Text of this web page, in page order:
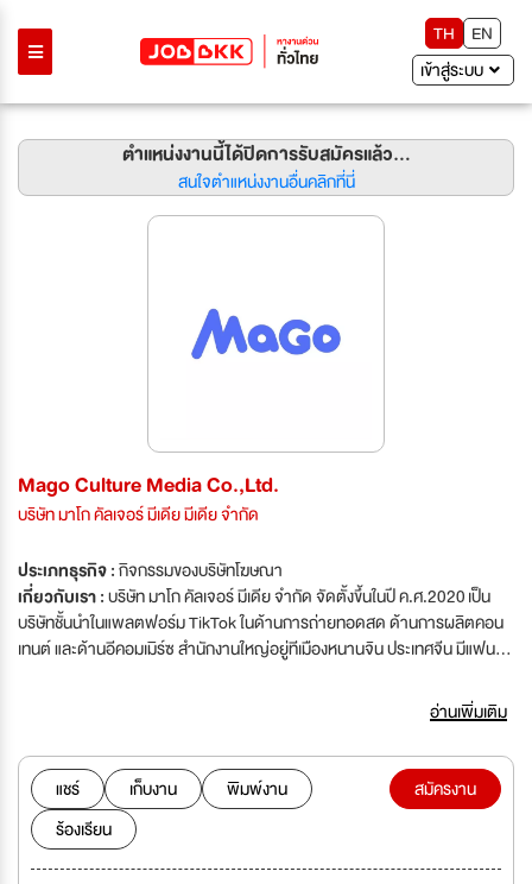
TH
EN
เข้าสู่ระบบ
ตำแหน่งงานนี้ได้ปิดการรับสมัครแล้ว...
สนใจตำแหน่งงานอื่นคลิกที่นี่
Mago Culture Media Co.,Ltd.
บริษัท มาโก คัลเจอร์ มีเดีย มีเดีย จำกัด
ประเภทธุรกิจ :กิจกรรมของบริษัทโฆษณา
เกี่ยวกับเรา :บริษัท มาโก คัลเจอร์ มีเดีย จำกัด จัดตั้งขึ้นในปี ค.ศ.2020 เป็น
บริษัทชั้นนำในแพลตฟอร์ม TikTok ในด้านการถ่ายทอดสด ด้านการผลิตคอน
เทนต์ และด้านอีคอมเมิร์ซ สำนักงานใหญ่อยู่ทีเมืองหนานจิน ประเทศจีน มีแฟน
มีชื่อเสียงและอิทธิพลมากที่สุดของประเทศจีน ในปี 2020 ซึ่งปัจจุบันบริษัทได้
ขยายสาขาไปหลายประเทศ ( ประเทศไทย ญี่ปุ่น อินโดนีเซีย ) และได้เป็นหนึ่งใน
บริษัทและเป็นสังกัดที่ได้รับรางวัล ของ TikTok ประเทศไทยเป็นเวลาติดต่อกัน
หลายเดือน
อ่านเพิ่มเติม
แชร์ เก็บงาน
พิมพ์งาน
ร้องเรียน
สมัครงาน